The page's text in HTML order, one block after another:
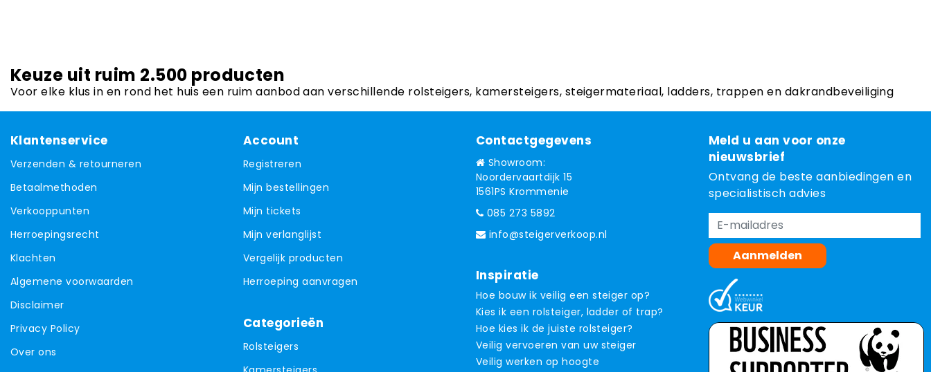
Keuze uit ruim 2.500 producten
Voor elke klus in en rond het huis een ruim aanbod aan verschillende rolsteigers, kamersteigers, steigermateriaal, ladders, trappen en dakrandbeveiliging
Klantenservice
Verzenden & retourneren
Betaalmethoden
Verkooppunten
Herroepingsrecht
Klachten
Algemene voorwaarden
Disclaimer
Privacy Policy
Over ons
Account
Registreren
Mijn bestellingen
Mijn tickets
Mijn verlanglijst
Vergelijk producten
Herroeping aanvragen
Categorieën
Rolsteigers
Contactgegevens
Showroom:
Noordervaartdijk 15
1561PS Krommenie
085 273 5892
info@steigerverkoop.nl
Inspiratie
Hoe bouw ik veilig een steiger op?
Kies ik een rolsteiger, ladder of trap?
Hoe kies ik de juiste rolsteiger?
Veilig vervoeren van uw steiger
Veilig werken op hoogte
Meld u aan voor onze
nieuwsbrief
Ontvang de beste aanbiedingen en
specialistisch advies
Aanmelden